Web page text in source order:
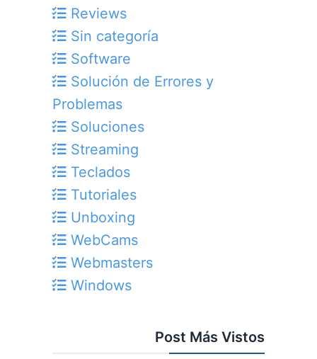
Reviews
Sin categoría
Software
Solución de Errores y
Problemas
Soluciones
Streaming
Teclados
Tutoriales
Unboxing
WebCams
Webmasters
Windows
Post Más Vistos